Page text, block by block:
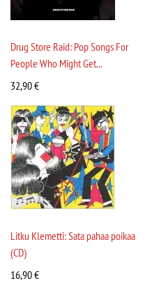
Drug Store Raid: Pop Songs For
People Who Might Get...
32,90€
Litku Klemetti: Sata pahaa poikaa
(CD)
16,90€